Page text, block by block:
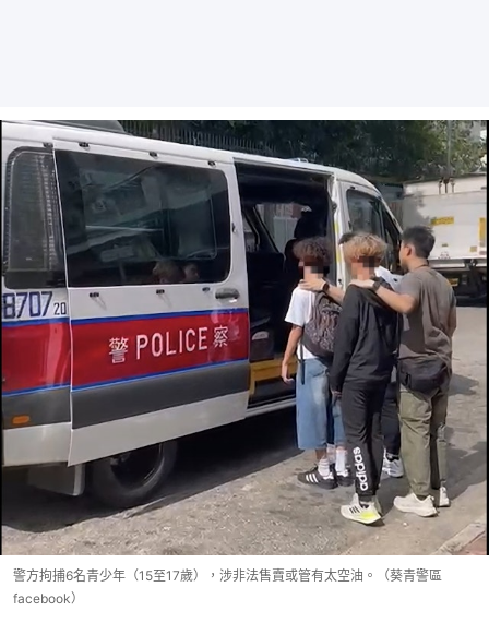
警方拘捕6名青少年（15至17歲），涉非法售賣或管有太空油。（葵青警區
facebook）